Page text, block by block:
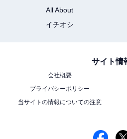
All About
イチオシ
サイト情
会社概要
プライバシーポリシー
当サイトの情報についての注意